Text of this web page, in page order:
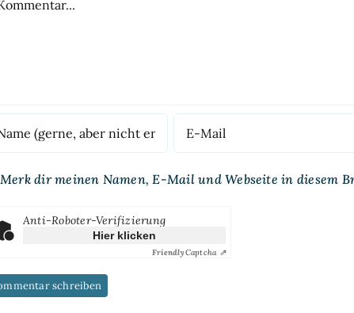
Merk dir meinen Namen, E-Mail und Webseite in diesem
Anti-Roboter-Verifizierung
Hier klicken
FriendlyCaptcha ⇗